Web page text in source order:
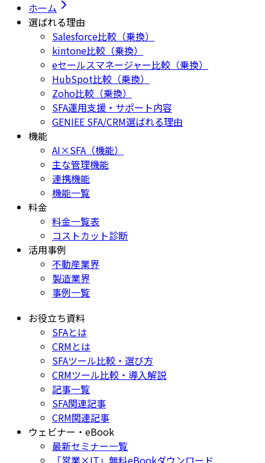
ホーム
選ばれる理由
Salesforce比較（乗換）
kintone比較（乗換）
eセールスマネージャー比較（乗換）
HubSpot比較（乗換）
Zoho比較（乗換）
SFA運用支援・サポート内容
GENIEE SFA/CRM選ばれる理由
機能
AI×SFA（機能）
主な管理機能
連携機能
機能一覧
料金
料金一覧表
コストカット診断
活用事例
不動産業界
製造業界
事例一覧
お役立ち資料
SFAとは
CRMとは
SFAツール比較・選び方
CRMツール比較・導入解説
記事一覧
SFA関連記事
CRM関連記事
ウェビナー・eBook
最新セミナー一覧